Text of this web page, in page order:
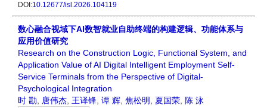
DOI:10.12677/isl.2026.104119
数心融合视域下AI数智就业自助终端的构建逻辑、功能体系与
应用价值研究
Research on the Construction Logic, Functional System, and
Application Value of AI Digital Intelligent Employment Self-
Service Terminals from the Perspective of Digital-
Psychological Integration
时 勘
唐伟杰 王译锋 谭 辉 焦松明 夏国荣
陈 泳